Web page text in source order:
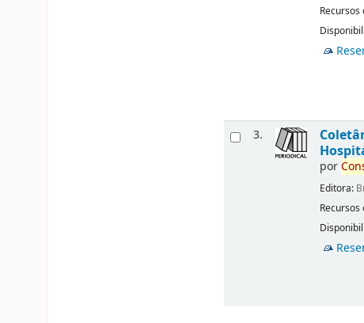
3.
por
Editora: